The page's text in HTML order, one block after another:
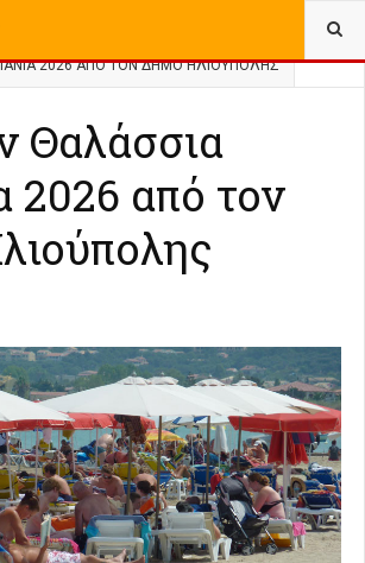
2026 ΑΠΌ ΤΟΝ ΔΉΜΟ ΗΛΙΟΎΠΟΛΗΣ
Θαλάσσια
2026 από τον